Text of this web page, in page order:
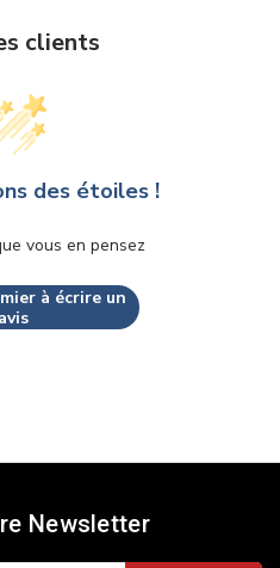
clients
des étoiles !
vous en pensez
à écrire un
avis
Newsletter